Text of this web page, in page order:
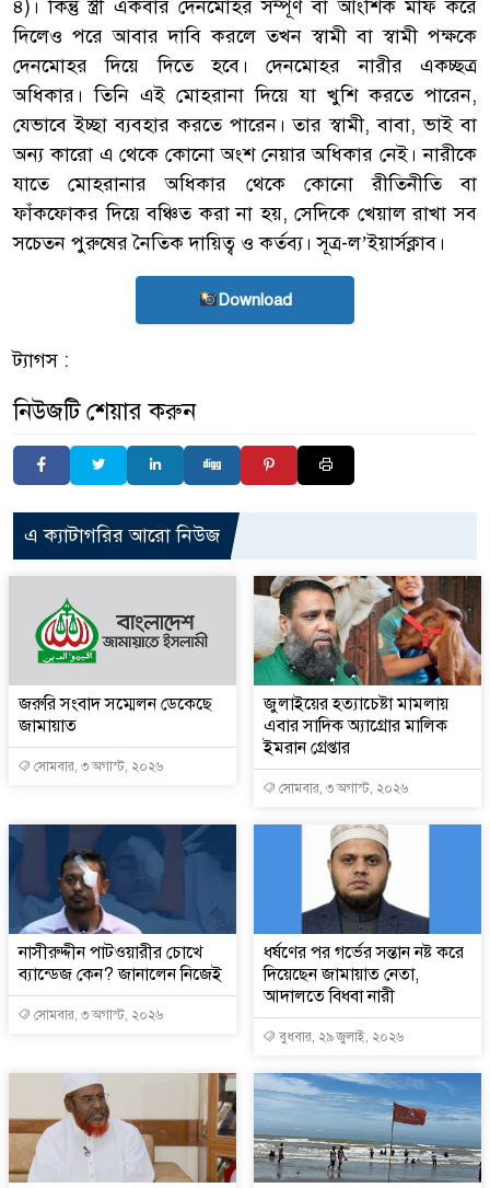
৪)। কিন্তু স্ত্রী একবার দেনমোহর সম্পূর্ণ বা আংশিক মাফ করে
দিলেও পরে আবার দাবি করলে তখন স্বামী বা স্বামী পক্ষকে
দেনমোহর দিয়ে দিতে হবে। দেনমোহর নারীর একচ্ছত্র
অধিকার। তিনি এই মোহরানা দিয়ে যা খুশি করতে পারেন,
যেভাবে ইচ্ছা ব্যবহার করতে পারেন। তার স্বামী, বাবা, ভাই বা
অন্য কারো এ থেকে কোনো অংশ নেয়ার অধিকার নেই। নারীকে
যাতে মোহরানার অধিকার থেকে কোনো রীতিনীতি বা
ফাঁকফোকর দিয়ে বঞ্চিত করা না হয়, সেদিকে খেয়াল রাখা সব
সচেতন পুরুষের নৈতিক দায়িত্ব ও কর্তব্য। সূত্র-ল’ইয়ার্সক্লাব।
Download
ট্যাগস :
নিউজটি শেয়ার করুন
এ ক্যাটাগরির আরো নিউজ
জরুরি সংবাদ সম্মেলন ডেকেছে
জামায়াত
সোমবার, ৩ অগাস্ট, ২০২৬
জুলাইয়ের হত্যাচেষ্টা মামলায়
এবার সাদিক অ্যাগ্রোর মালিক
ইমরান গ্রেপ্তার
সোমবার, ৩ অগাস্ট, ২০২৬
নাসীরুদ্দীন পাটওয়ারীর চোখে
ব্যান্ডেজ কেন? জানালেন নিজেই
সোমবার, ৩ অগাস্ট, ২০২৬
ধর্ষণের পর গর্ভের সন্তান নষ্ট করে
দিয়েছেন জামায়াত নেতা,
আদালতে বিধবা নারী
বুধবার, ২৯ জুলাই, ২০২৬